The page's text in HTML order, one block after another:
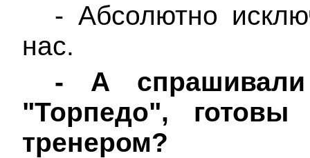
- Абсолютно
нас.
-
А
"Торпедо",
тренером?